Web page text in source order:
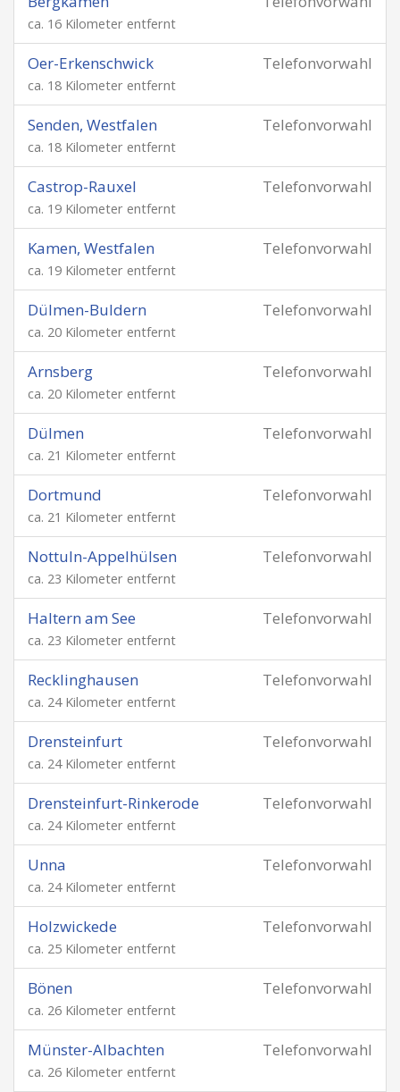
ca. 16 Kilometer entfernt
Telefonvorwahl
Oer-Erkenschwick
ca. 18 Kilometer entfernt
Telefonvorwahl
Senden, Westfalen
ca. 18 Kilometer entfernt
Telefonvorwahl
Castrop-Rauxel
ca. 19 Kilometer entfernt
Telefonvorwahl
Kamen, Westfalen
ca. 19 Kilometer entfernt
Telefonvorwahl
Dülmen-Buldern
ca. 20 Kilometer entfernt
Telefonvorwahl
Arnsberg
ca. 20 Kilometer entfernt
Telefonvorwahl
Dülmen
ca. 21 Kilometer entfernt
Telefonvorwahl
Dortmund
ca. 21 Kilometer entfernt
Telefonvorwahl
Nottuln-Appelhülsen
ca. 23 Kilometer entfernt
Telefonvorwahl
Haltern am See
ca. 23 Kilometer entfernt
Telefonvorwahl
Recklinghausen
ca. 24 Kilometer entfernt
Telefonvorwahl
Drensteinfurt
ca. 24 Kilometer entfernt
Telefonvorwahl
Drensteinfurt-Rinkerode
ca. 24 Kilometer entfernt
Telefonvorwahl
Unna
ca. 24 Kilometer entfernt
Telefonvorwahl
Holzwickede
ca. 25 Kilometer entfernt
Telefonvorwahl
Bönen
ca. 26 Kilometer entfernt
Telefonvorwahl
Münster-Albachten
ca. 26 Kilometer entfernt